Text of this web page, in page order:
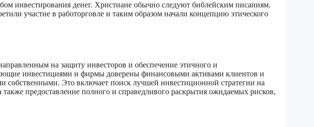
инвестирования денег. Христиане обычно следуют библейским писаниям.
участие в работорговле и таким образом начали концепцию этического
на защиту инвесторов и обеспечение этичного и
инвестициями и фирмы доверены финансовыми активами клиентов и
собственными. Это включает поиск лучшей инвестиционной стратегии на
предоставление полного и справедливого раскрытия ожидаемых рисков,